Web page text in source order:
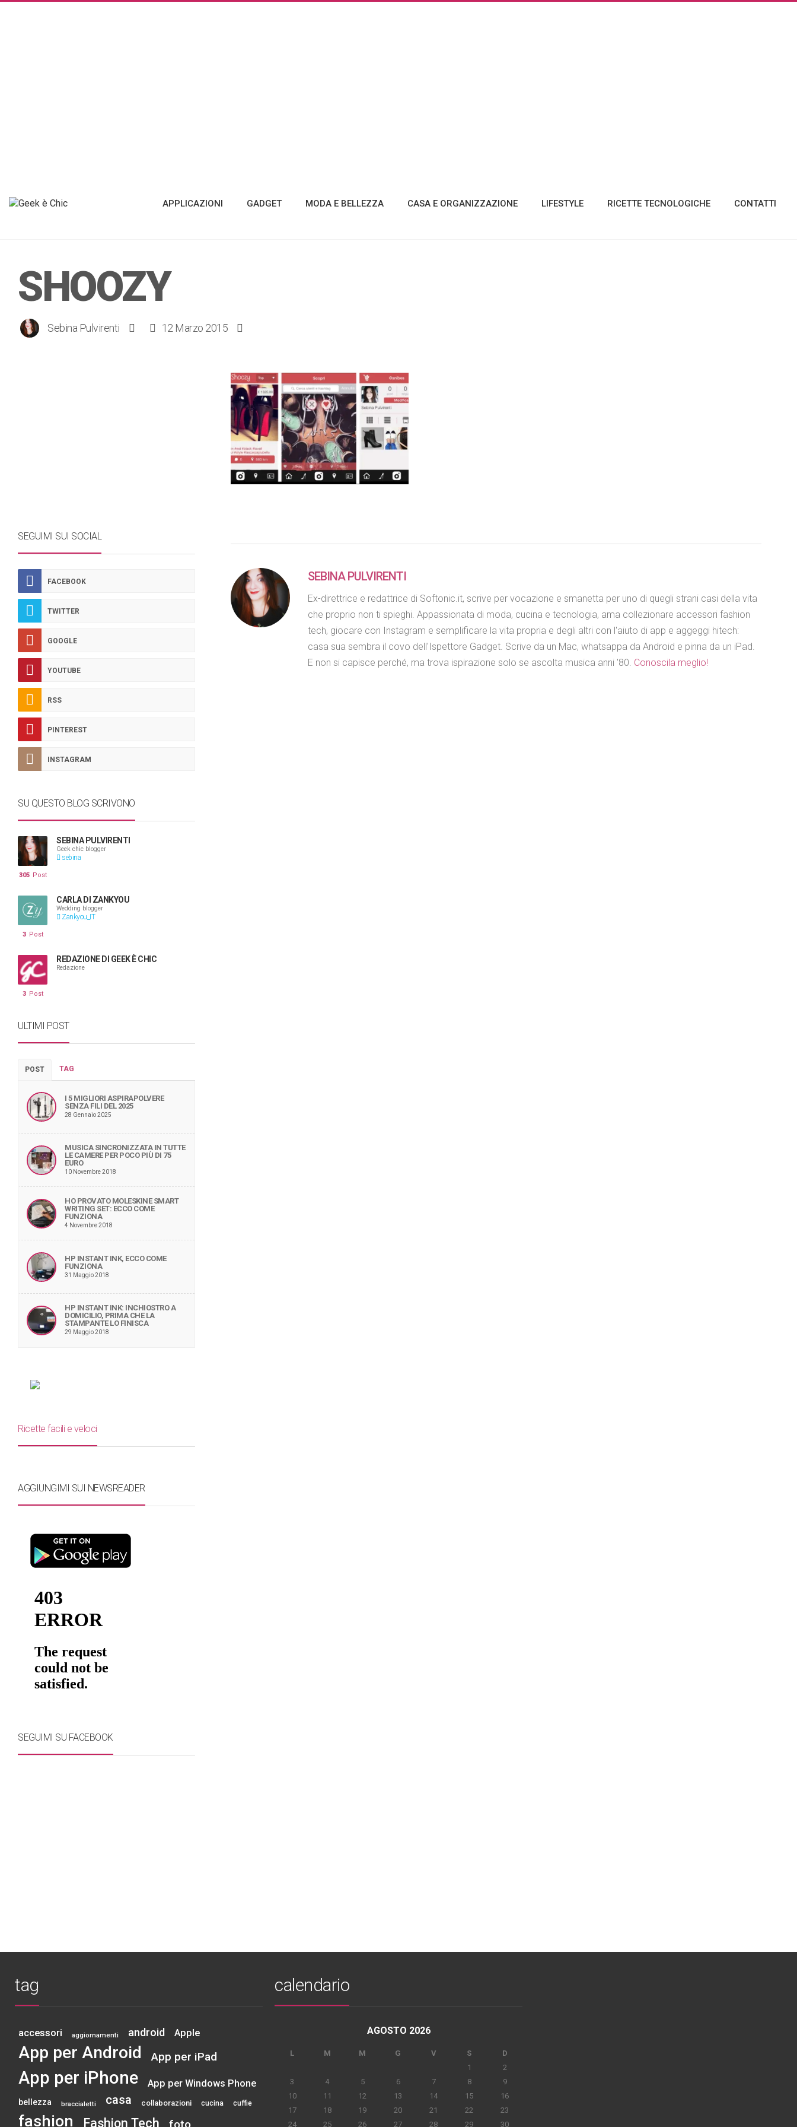
APPLICAZIONI GADGET MODA E BELLEZZA CASA E ORGANIZZAZIONE LIFESTYLE RICETTE TECNOLOGICHE CONTATTI
SHOOZY
Sebina Pulvirenti 12 Marzo 2015
SEBINA PULVIRENTI
Ex-direttrice e redattrice di Softonic.it, scrive per vocazione e smanetta per uno di quegli strani casi della vita
che proprio non ti spieghi. Appassionata di moda, cucina e tecnologia, ama collezionare accessori fashion
tech, giocare con Instagram e semplificare la vita propria e degli altri con l'aiuto di app e aggeggi hitech:
casa sua sembra il covo dell'Ispettore Gadget. Scrive da un Mac, whatsappa da Android e pinna da un iPad.
E non si capisce perché, ma trova ispirazione solo se ascolta musica anni '80. Conoscila meglio!
SEGUIMI SUI SOCIAL
FACEBOOK
TWITTER
GOOGLE
YOUTUBE
RSS
PINTEREST
INSTAGRAM
SU QUESTO BLOG SCRIVONO
SEBINA PULVIRENTI
Geek chic blogger
sebina
305 Post
CARLA DI ZANKYOU
Wedding blogger
Zankyou_IT
3 Post
REDAZIONE DI GEEK È CHIC
Redazione
3 Post
ULTIMI POST
POST TAG
I 5 MIGLIORI ASPIRAPOLVERE
SENZA FILI DEL 2025
28 Gennaio 2025
MUSICA SINCRONIZZATA IN TUTTE
LE CAMERE PER POCO PIÙ DI 75
EURO
10 Novembre 2018
HO PROVATO MOLESKINE SMART
WRITING SET: ECCO COME
FUNZIONA
4 Novembre 2018
HP INSTANT INK, ECCO COME
FUNZIONA
31 Maggio 2018
HP INSTANT INK: INCHIOSTRO A
DOMICILIO, PRIMA CHE LA
STAMPANTE LO FINISCA
29 Maggio 2018
Ricette facili e veloci
AGGIUNGIMI SUI NEWSREADER
SEGUIMI SU FACEBOOK
tag
accessori aggiornamenti android Apple
App per Android App per iPad
App per iPhone App per Windows Phone
bellezza braccialetti casa collaborazioni cucina cuffie
fashion Fashion Tech
calendario
AGOSTO 2026
L M M G V S
D
1
2
3
4 5 6 7 8
9
10
11 12 13 14 15
16
17
18 19 20 21 22
23
24
25 26 27 28 29 30